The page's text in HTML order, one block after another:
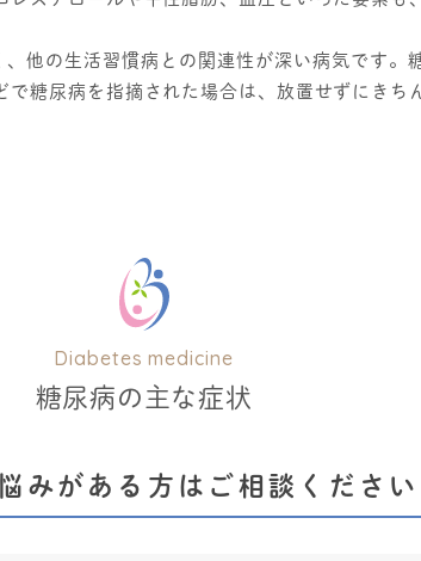
他の生活習慣病との関連性が深い病気です。
で糖尿病を指摘された場合は、放置せずにきち
Diabetes medicine
糖尿病の主な症状
みがある方はご相談ください